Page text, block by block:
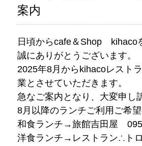
案内
日頃からcafe＆Shop kihaco
誠にありがとうございます。
2025年8月からkihacoレスト
業とさせていただきます。
急なご案内となり、大変申し
8月以降のランチご利用ご希
和食ランチ→旅館吉田屋
洋食ランチ→レストラン∴ト